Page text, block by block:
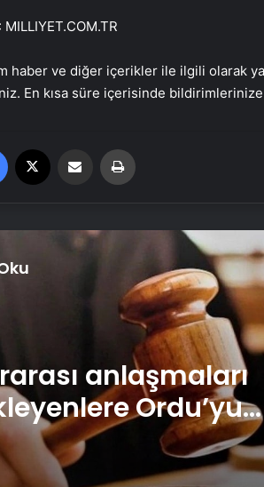
haber ve diğer içerikler ile ilgili olarak
En kısa süre içerisinde bildirimlerinize
Facebook Email'den paylaş
anlaşmaları
Ordu’yu
cezası